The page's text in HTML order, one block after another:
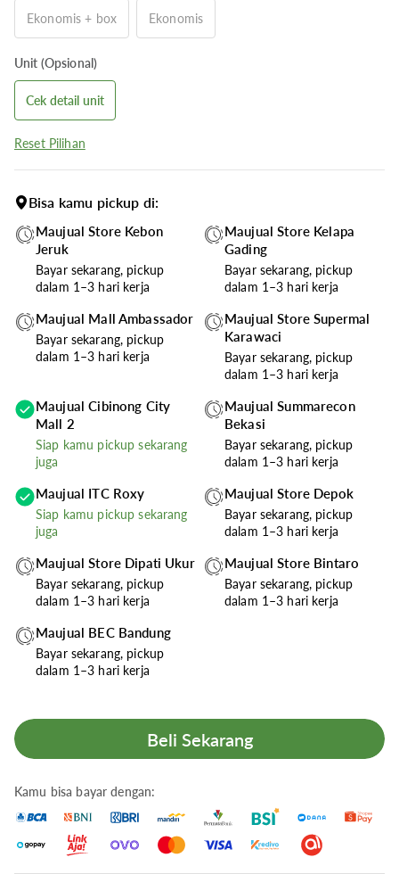
Ekonomis + box Ekonomis
Unit (Opsional)
Cek detail unit
Reset Pilihan
Bisa kamu pickup di:
Maujual Store Kebon
Jeruk
Bayar sekarang, pickup
dalam 1–3 hari kerja
Maujual Store Kelapa
Gading
Bayar sekarang, pickup
dalam 1–3 hari kerja
Maujual Mall Ambassador
Bayar sekarang, pickup
dalam 1–3 hari kerja
Maujual Store Supermal
Karawaci
Bayar sekarang, pickup
dalam 1–3 hari kerja
Maujual Cibinong City
Mall 2
Siap kamu pickup sekarang
juga
Maujual Summarecon
Bekasi
Bayar sekarang, pickup
dalam 1–3 hari kerja
Maujual ITC Roxy
Siap kamu pickup sekarang
juga
Maujual Store Depok
Bayar sekarang, pickup
dalam 1–3 hari kerja
Maujual Store Dipati Ukur
Bayar sekarang, pickup
dalam 1–3 hari kerja
Maujual Store Bintaro
Bayar sekarang, pickup
dalam 1–3 hari kerja
Maujual BEC Bandung
Bayar sekarang, pickup
dalam 1–3 hari kerja
Kamu bisa bayar dengan: